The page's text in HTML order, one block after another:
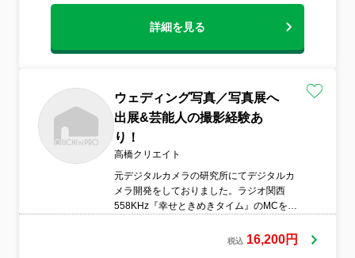
詳細を見る
ウェディング写真／写真展へ
出展&芸能人の撮影経験あ
り！
高橋クリエイト
元デジタルカメラの研究所にてデジタルカ
メラ開発をしておりました。ラジオ関西
558KHz『幸せときめきタイム』のMCを務
も豊富です。ご質問にはお答えします！●服
税込 16,200円